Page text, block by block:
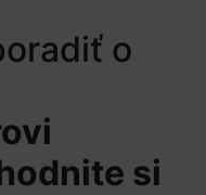
o
si